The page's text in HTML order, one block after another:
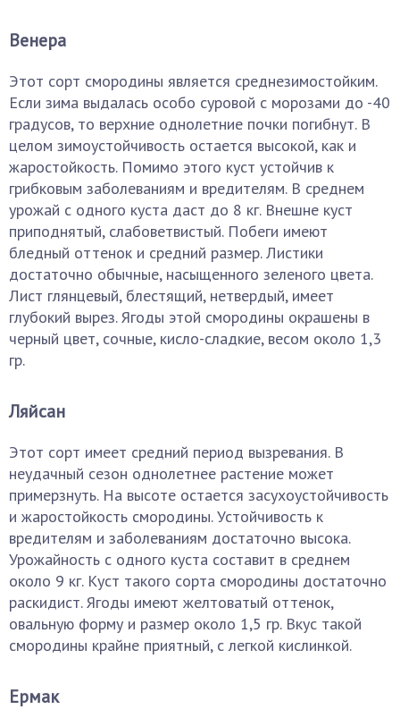
Венера
Этот сорт смородины является среднезимостойким.
Если зима выдалась особо суровой с морозами до -40
градусов, то верхние однолетние почки погибнут. В
целом зимоустойчивость остается высокой, как и
жаростойкость. Помимо этого куст устойчив к
грибковым заболеваниям и вредителям. В среднем
урожай с одного куста даст до 8 кг. Внешне куст
приподнятый, слабоветвистый. Побеги имеют
бледный оттенок и средний размер. Листики
достаточно обычные, насыщенного зеленого цвета.
Лист глянцевый, блестящий, нетвердый, имеет
глубокий вырез. Ягоды этой смородины окрашены в
черный цвет, сочные, кисло-сладкие, весом около 1,3
гр.
Ляйсан
Этот сорт имеет средний период вызревания. В
неудачный сезон однолетнее растение может
примерзнуть. На высоте остается засухоустойчивость
и жаростойкость смородины. Устойчивость к
вредителям и заболеваниям достаточно высока.
Урожайность с одного куста составит в среднем
около 9 кг. Куст такого сорта смородины достаточно
раскидист. Ягоды имеют желтоватый оттенок,
овальную форму и размер около 1,5 гр. Вкус такой
смородины крайне приятный, с легкой кислинкой.
Ермак